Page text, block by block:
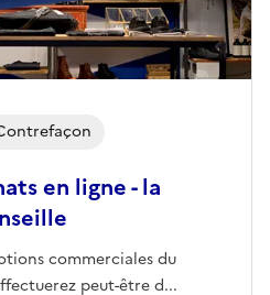
en ligne - la
commerciales du
peut-être d...